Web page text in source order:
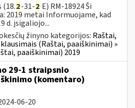
2-31-2 E) RM-18924 Ši
2019 metai Informuojame, kad
d. įsigaliojo...
žinyno kategorijos: Raštai,
(Raštai, paaiškinimai) »
paaiškinimai) 2019
29-1 straipsnio
(komentaro)
06-20